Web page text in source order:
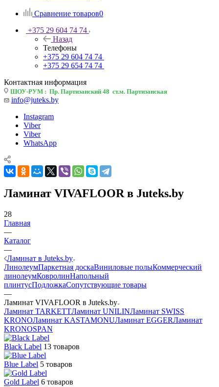
Сравнение товаров0
+375 29 604 74 74
Назад
Телефоны
+375 29 604 74 74
+375 29 654 74 74
Контактная информация
ШОУ-РУМ : Пр. Партизанский 48 ст.м. Партизанская
info@juteks.by
Instagram
Viber
Viber
WhatsApp
Ламинат VIVAFLOOR в Juteks.by
28
Главная
—
Каталог
—
Ламинат в Juteks.by
ЛинолеумПаркетная доскаВиниловые полыКоммерческий
линолеумКовролинНапольный
плинтусПодложкаСопутствующие товары
—
Ламинат VIVAFLOOR в Juteks.by
Ламинат TARKETTЛаминат UNILINЛаминат SWISS
KRONOЛаминат KASTAMONUЛаминат EGGERЛаминат
KRONOSPAN
Black Label 13 товаров
Blue Label 5 товаров
Gold Label 6 товаров